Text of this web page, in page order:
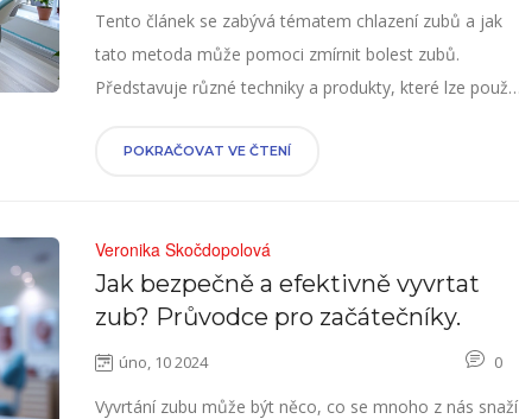
Tento článek se zabývá tématem chlazení zubů a jak
tato metoda může pomoci zmírnit bolest zubů.
Představuje různé techniky a produkty, které lze použít
o zuby a dásně, aby byly silné a zdravé. Podrobněji se
POKRAČOVAT VE ČTENÍ
Veronika Skočdopolová
Jak bezpečně a efektivně vyvrtat
zub? Průvodce pro začátečníky.
úno, 10 2024 0
Vyvrtání zubu může být něco, co se mnoho z nás snaží